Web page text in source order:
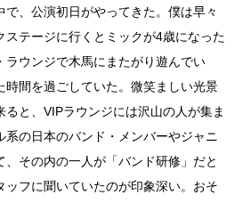
、公演初日がやってきた。僕は早々
ステージに行くとミックが4歳になった
ラウンジで木馬にまたがり遊んでい
時間を過ごしていた。微笑ましい光景
と、VIPラウンジには沢山の人が集ま
系の日本のバンド・メンバーやジャニ
その内の一人が「バンド研修」だと
フに聞いていたのが印象深い。おそ